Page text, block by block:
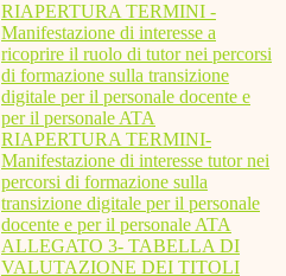
RIAPERTURA TERMINI -
Manifestazione di interesse a
ricoprire il ruolo di tutor nei percorsi
di formazione sulla transizione
digitale per il personale docente e
per il personale ATA
RIAPERTURA TERMINI-
Manifestazione di interesse tutor nei
percorsi di formazione sulla
transizione digitale per il personale
docente e per il personale ATA
ALLEGATO 3- TABELLA DI
VALUTAZIONE DEI TITOLI